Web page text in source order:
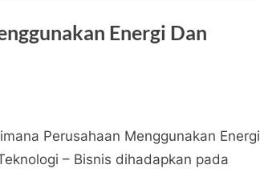
Energi Dan
Perusahaan Menggunakan Energi
– Bisnis dihadapkan pada